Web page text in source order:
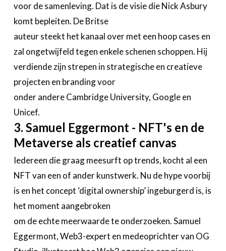
voor de samenleving. Dat is de visie die Nick Asbury
komt bepleiten. De Britse
auteur steekt het kanaal over met een hoop cases en
zal ongetwijfeld tegen enkele schenen schoppen. Hij
verdiende zijn strepen in strategische en creatieve
projecten en branding voor
onder andere Cambridge University, Google en
Unicef.
3. Samuel Eggermont - NFT's en de
Metaverse als creatief canvas
Iedereen die graag meesurft op trends, kocht al een
NFT van een of ander kunstwerk. Nu de hype voorbij
is en het concept ‘digital ownership’ ingeburgerd is, is
het moment aangebroken
om de echte meerwaarde te onderzoeken. Samuel
Eggermont, Web3-expert en medeoprichter van OG